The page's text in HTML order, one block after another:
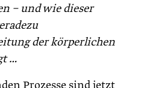
− und wie dieser
der körperlichen
…